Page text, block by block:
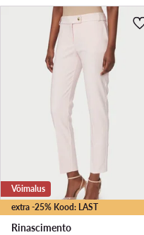
extra -25% Kood: LAST
Võimalus
Rinascimento